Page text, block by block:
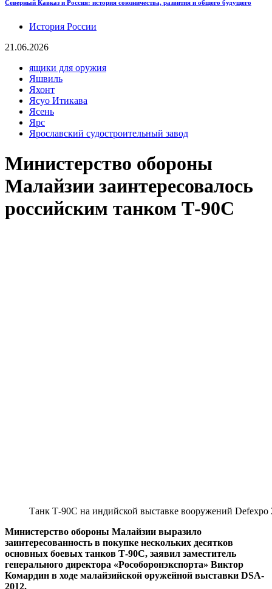
Северный Кавказ и Россия: история союзничества, развития и общего будущего
История России
21.06.2026
ящики для оружия
Яшвиль
Яхонт
Ясуо Итикава
Ясень
Ярс
Ярославский судостроительный завод
Министерство обороны
Малайзии заинтересовалось
российским танком Т-90С
Танк Т-90С на индийской выставке вооружений Defexpo
Министерство обороны Малайзии выразило
заинтересованность в покупке нескольких десятков
основных боевых танков Т-90С, заявил заместитель
генерального директора «Рособоронэкспорта» Виктор
Комардин в ходе малайзийской оружейной выставки DSA-
2012.